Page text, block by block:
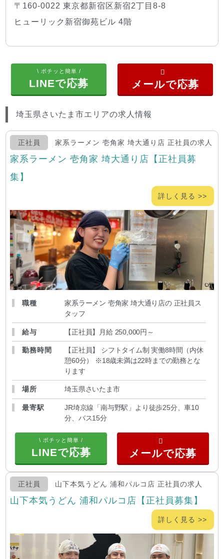
〒160-0022 東京都新宿区新宿2丁目8-8
ヒューリック新宿御苑ビル 4階
\ ポチッと簡単 /
LINEで応募
埼玉県さいたま市エリアの求人情報
正社員 家系ラーメン 壱角家 埼大通り店 正社員の求人
家系ラーメン 壱角家 埼大通り店【正社員募
集】
詳しく見る >>
職種
家系ラーメン 壱角家 埼大通り店の 正社員ス
タッフ
給与 【正社員】月給 250,000円～
勤務時間
【正社員】 シフトタイム制 実働8時間（内休
憩60分） ※18歳未満は22時までの勤務とな
ります
場所 埼玉県さいたま市
最寄駅
JR埼京線「南与野駅」より徒歩25分、車10
分、バス15分
\ ポチッと簡単 /
LINEで応募
正社員 山下本気うどん 浦和パルコ店 正社員の求人
山下本気うどん 浦和パルコ店【正社員募集】
詳しく見る >>